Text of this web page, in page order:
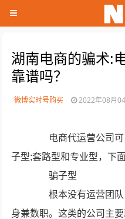
湖南电商的骗术:
靠谱吗？
微博实时号购买 2022年08月
电商代运营公司可
子型;套路型和专业型，下
骗子型
根本没有运营团队
身兼数职。这类的公司主